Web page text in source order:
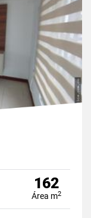
162
Área m2